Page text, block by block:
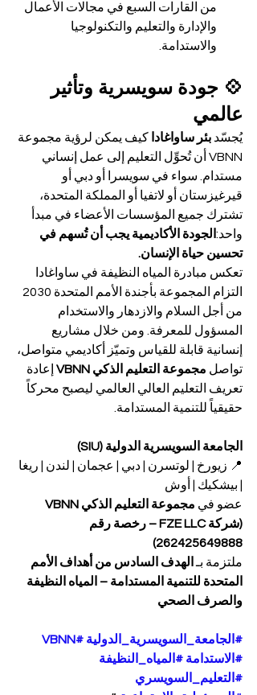
من القارات السبع في مجالات الأعمال
والإدارة والتعليم والتكنولوجيا
والاستدامة.
💠 جودة سويسرية وتأثير
عالمي
يُجسّد بئر ساواغادا كيف يمكن لرؤية مجموعة
VBNN أن تُحوِّل التعليم إلى عمل إنساني
مستدام. سواء في سويسرا أو دبي أو
قيرغيزستان أو لاتفيا أو المملكة المتحدة،
تشترك جميع المؤسسات الأعضاء في مبدأ
واحد: الجودة الأكاديمية يجب أن تُسهم في
تحسين حياة الإنسان.
تعكس مبادرة المياه النظيفة في ساواغادا
من أجل السلام والازدهار والاستخدام
المسؤول للمعرفة. ومن خلال مشاريع
إنسانية قابلة للقياس وتميّز أكاديمي متواصل،
تواصل مجموعة التعليم الذكي VBNN
إعادة
تعريف التعليم العالي العالمي ليصبح محركاً
حقيقياً للتنمية المستدامة.
الجامعة السويسرية الدولية (SIU)
📍 زيورخ | لوتسرن | دبي | عجمان | لندن | ريغا
| بيشكيك | أوش
عضو في
(شركة FZE LLC – رخصة رقم
262425649888)
ملتزمة بـ الهدف السادس من أهداف الأمم
المتحدة للتنمية المستدامة – المياه النظيفة
والصرف الصحي
#الجامعة_السويسرية_الدولية #VBNN
#الاستدامة #المياه_النظيفة
#التعليم_السويسري